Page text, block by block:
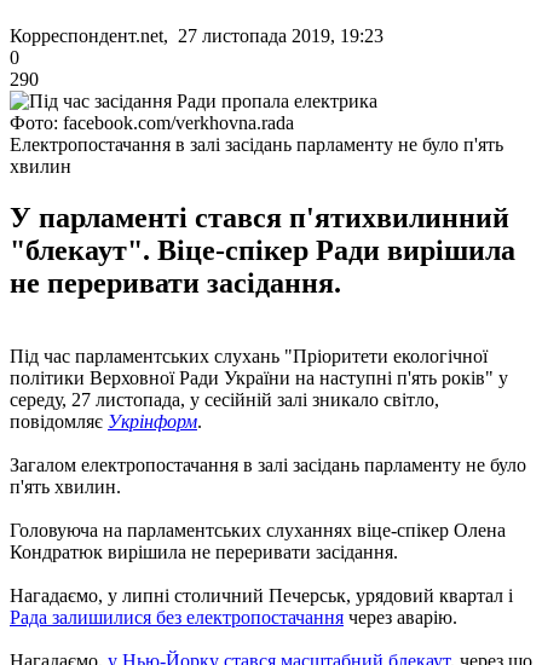
Корреспондент.net, 27 листопада 2019, 19:23
0
290
Фото: facebook.com/verkhovna.rada
Електропостачання в залі засідань парламенту не було п'ять
хвилин
У парламенті стався п'ятихвилинний
"блекаут". Віце-спікер Ради вирішила
не переривати засідання.
Під час парламентських слухань "Пріоритети екологічної
політики Верховної Ради України на наступні п'ять років" у
середу, 27 листопада, у сесійній залі зникало світло,
повідомляє Укрінформ.
Загалом електропостачання в залі засідань парламенту не було
п'ять хвилин.
Головуюча на парламентських слуханнях віце-спікер Олена
Кондратюк вирішила не переривати засідання.
Нагадаємо, у липні столичний Печерськ, урядовий квартал і
Рада залишилися без електропостачання через аварію.
Нагадаємо, у Нью-Йорку стався масштабний блекаут, через що